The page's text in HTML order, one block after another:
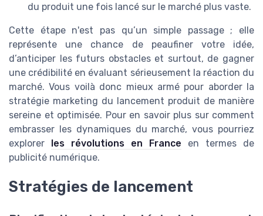
du produit une fois lancé sur le marché plus vaste.
Cette étape n'est pas qu’un simple passage ; elle
représente une chance de peaufiner votre idée,
d’anticiper les futurs obstacles et surtout, de gagner
une crédibilité en évaluant sérieusement la réaction du
marché. Vous voilà donc mieux armé pour aborder la
stratégie marketing du lancement produit de manière
sereine et optimisée. Pour en savoir plus sur comment
embrasser les dynamiques du marché, vous pourriez
explorer les révolutions en France en termes de
publicité numérique.
Stratégies de lancement